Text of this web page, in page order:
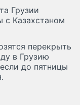
Грузии
с Казахстаном
перекрыть
в Грузию
до пятницы